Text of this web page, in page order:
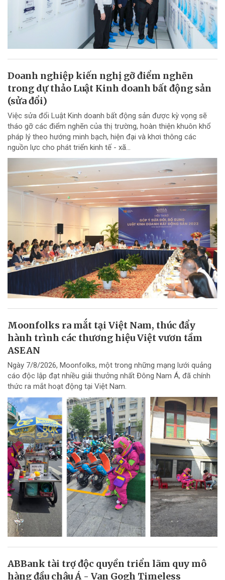
Doanh nghiệp kiến nghị gỡ điểm nghẽn
trong dự thảo Luật Kinh doanh bất động sản
(sửa đổi)
Việc sửa đổi Luật Kinh doanh bất động sản được kỳ vọng sẽ
tháo gỡ các điểm nghẽn của thị trường, hoàn thiện khuôn khổ
pháp lý theo hướng minh bạch, hiện đại và khơi thông các
nguồn lực cho phát triển kinh tế - xã...
Moonfolks ra mắt tại Việt Nam, thúc đẩy
hành trình các thương hiệu Việt vươn tầm
ASEAN
Ngày 7/8/2026, Moonfolks, một trong những mạng lưới quảng
cáo độc lập đạt nhiều giải thưởng nhất Đông Nam Á, đã chính
thức ra mắt hoạt động tại Việt Nam.
ABBank tài trợ độc quyền triển lãm quy mô
hàng đầu châu Á - Van Gogh Timeless